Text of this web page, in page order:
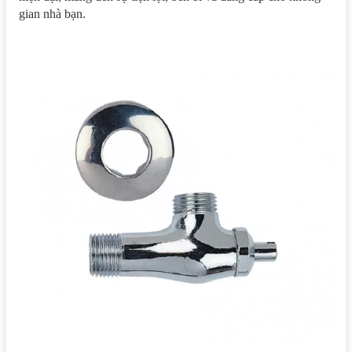
gian nhà bạn.